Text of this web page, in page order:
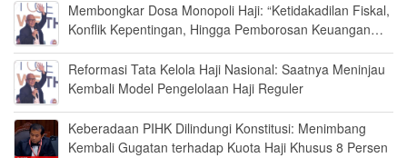
Membongkar Dosa Monopoli Haji: “Ketidakadilan Fiskal,
Konflik Kepentingan, Hingga Pemborosan Keuangan
Negara”
Reformasi Tata Kelola Haji Nasional: Saatnya Meninjau
Kembali Model Pengelolaan Haji Reguler
Keberadaan PIHK Dilindungi Konstitusi: Menimbang
Kembali Gugatan terhadap Kuota Haji Khusus 8 Persen